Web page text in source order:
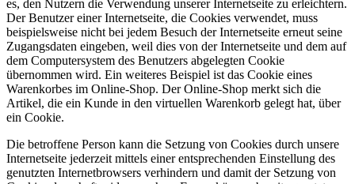
es, den Nutzern die Verwendung unserer Internetseite zu erleichtern.
Der Benutzer einer Internetseite, die Cookies verwendet, muss
beispielsweise nicht bei jedem Besuch der Internetseite erneut seine
Zugangsdaten eingeben, weil dies von der Internetseite und dem auf
dem Computersystem des Benutzers abgelegten Cookie
übernommen wird. Ein weiteres Beispiel ist das Cookie eines
Warenkorbes im Online-Shop. Der Online-Shop merkt sich die
Artikel, die ein Kunde in den virtuellen Warenkorb gelegt hat, über
ein Cookie.
Die betroffene Person kann die Setzung von Cookies durch unsere
Internetseite jederzeit mittels einer entsprechenden Einstellung des
genutzten Internetbrowsers verhindern und damit der Setzung von